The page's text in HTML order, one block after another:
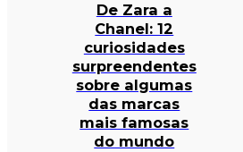
De Zara a
Chanel: 12
curiosidades
surpreendentes
sobre algumas
das marcas
mais famosas
do mundo